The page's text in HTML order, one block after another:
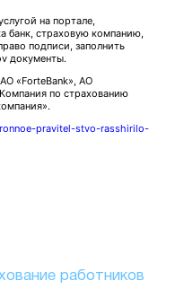
на портале,
банк, страховую компанию,
подписи, заполнить
документы.
«ForteBank», АО
по страхованию
pravitel-stvo-rasshirilo-
работников